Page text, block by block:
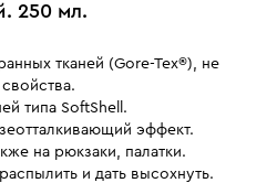
250 мл.
тканей (Gore-Tex®), не
типа SoftShell.
эффект.
на рюкзаки, палатки.
и дать высохнуть.